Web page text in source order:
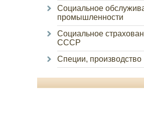
Социальное
промышленности
Социальное
СССР
Специи, производство